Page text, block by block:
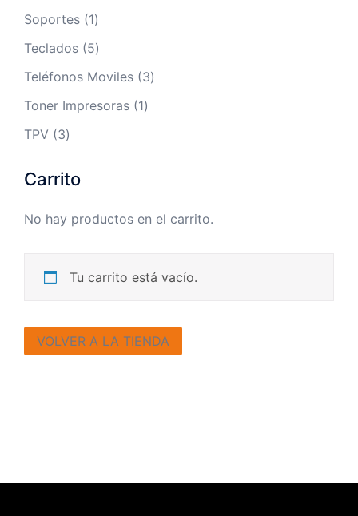
productos
Soportes 11
producto
Teclados 55
productos
Teléfonos Moviles 33
Toner Impresoras 11
TPV 33
Carrito
No hay productos en el carrito.
Tu carrito está vacío.
VOLVER A LA TIENDA